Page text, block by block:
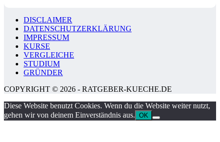
DISCLAIMER
DATENSCHUTZERKLÄRUNG
IMPRESSUM
KURSE
VERGLEICHE
STUDIUM
GRÜNDER
COPYRIGHT © 2026 - RATGEBER-KUECHE.DE
Diese Website benutzt Cookies. Wenn du die Website weiter nutzt,
gehen wir von deinem Einverständnis aus. OK